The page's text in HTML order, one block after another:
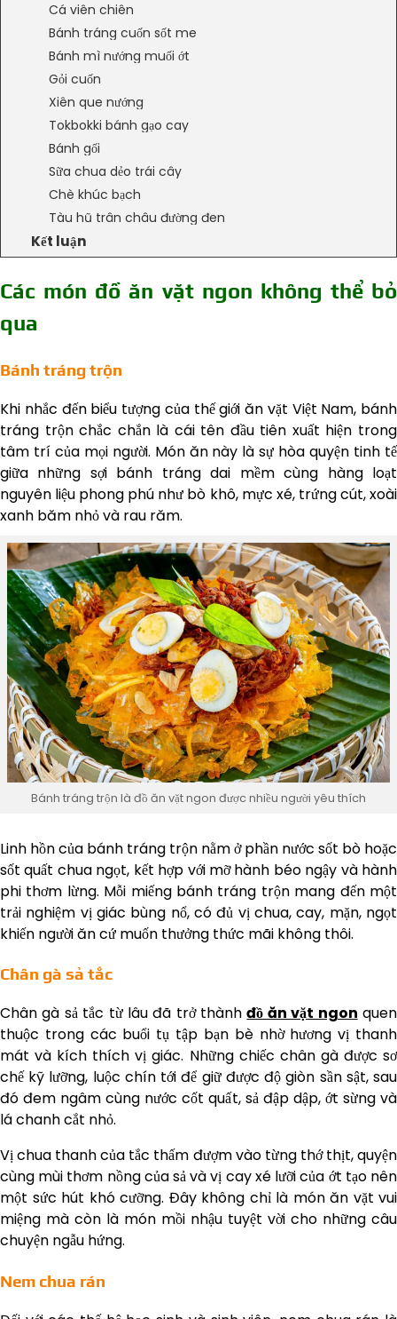
Cá viên chiên
Bánh tráng cuốn sốt me
Bánh mì nướng muối ớt
Gỏi cuốn
Xiên que nướng
Tokbokki bánh gạo cay
Bánh gối
Sữa chua dẻo trái cây
Chè khúc bạch
Tàu hũ trân châu đường đen
Kết luận
Các món đồ ăn vặt ngon không thể bỏ
qua
Bánh tráng trộn
Khi nhắc đến biểu tượng của thế giới ăn vặt Việt Nam, bánh
tráng trộn chắc chắn là cái tên đầu tiên xuất hiện trong
tâm trí của mọi người. Món ăn này là sự hòa quyện tinh tế
giữa những sợi bánh tráng dai mềm cùng hàng loạt
nguyên liệu phong phú như bò khô, mực xé, trứng cút, xoài
xanh băm nhỏ và rau răm.
Bánh tráng trộn là đồ ăn vặt ngon được nhiều người yêu thích
Linh hồn của bánh tráng trộn nằm ở phần nước sốt bò hoặc
sốt quất chua ngọt, kết hợp với mỡ hành béo ngậy và hành
phi thơm lừng. Mỗi miếng bánh tráng trộn mang đến một
trải nghiệm vị giác bùng nổ, có đủ vị chua, cay, mặn, ngọt
khiến người ăn cứ muốn thưởng thức mãi không thôi.
Chân gà sả tắc
Chân gà sả tắc từ lâu đã trở thànhđồ ăn vặt ngon quen
thuộc trong các buổi tụ tập bạn bè nhờ hương vị thanh
mát và kích thích vị giác. Những chiếc chân gà được sơ
chế kỹ lưỡng, luộc chín tới để giữ được độ giòn sần sật, sau
đó đem ngâm cùng nước cốt quất, sả đập dập, ớt sừng và
lá chanh cắt nhỏ.
Vị chua thanh của tắc thấm đượm vào từng thớ thịt, quyện
cùng mùi thơm nồng của sả và vị cay xé lưỡi của ớt tạo nên
một sức hút khó cưỡng. Đây không chỉ là món ăn vặt vui
miệng mà còn là món mồi nhậu tuyệt vời cho những câu
chuyện ngẫu hứng.
Nem chua rán